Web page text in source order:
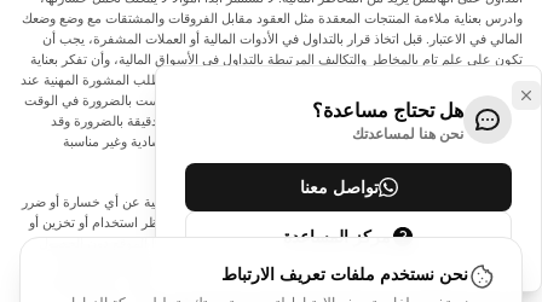
وادرس بعناية ملاءمة المنتجات المعقدة مثل العقود مقابل الفروقات والمشتقات مع وضع وضعك
المالي في الاعتبار. قبل اتخاذ قرار بالتداول في الأدوات المالية أو العملات المشفرة، يجب أن
تكون على علم تام بالمخاطر والتكاليف المرتبطة بالتداول في الأسواق المالية، وأن تفكر بعناية
في أهدافك الاستثمارية ومستوى خبرتك ورغبتك في المخاطرة، وأن تطلب المشورة المهنية عند
الحاجة. تود Arincen أن تذكرك بأن البيانات الواردة في هذا الموقع ليست بالضرورة في الوقت
الفعلي وليست دقيقة. البيانات والأسعار الموجودة على الموقع ليست دقيقة بالضرورة وقد
تختلف عن السعر الفعلي في أي سوق معينة، مما يعني أن الأسعار إرشادية وغير مناسبة
لأغراض التداول.
لن يتحمل Arincen وأي مزود للبيانات الواردة في هذا الموقع المسؤولية عن أي خسارة أو ضرر
نتيجة لتداولك، أو اعتمادك على المعلومات الواردة في هذا الموقع. يحظر استخدام أو تخزين أو
إعادة إنتاج أو عرض أو تعديل أو نقل أو توزيع البيانات الموجودة في هذا الموقع دون الحصول
على إذن كتابي صريح مسبق من Arincen و/أو مزود البيانات. جميع حقوق الملكية الفكرية
محفوظة من قبل مقدمي الخدمة و/أو البورصة التي تقدم البيانات الواردة في هذا الموقع. قد
هل تحتاج مساعدة؟
نحن هنا لمساعدتك
تواصل معنا
مركز المساعدة
نحن نستخدم ملفات تعريف الارتباط